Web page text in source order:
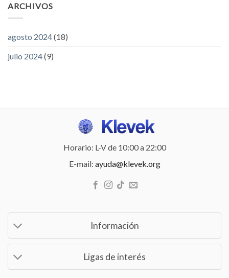
ARCHIVOS
agosto 2024(18)
julio 2024(9)
Horario: L-V de 10:00 a 22:00
E-mail: ayuda@klevek.org
Información
Ligas de interés